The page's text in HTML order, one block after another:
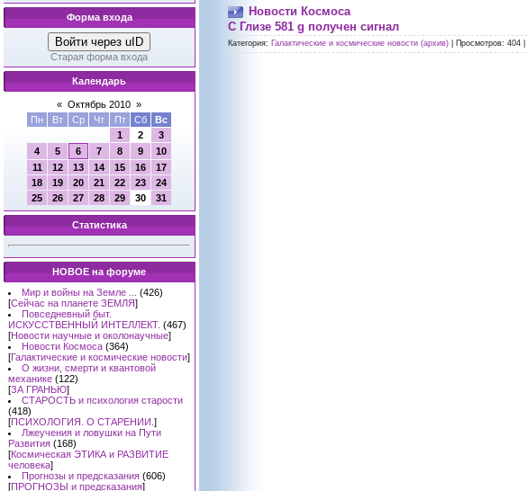
Форма входа
Войти через uID
Старая форма входа
Календарь
« Октябрь 2010 »
Пн
Вт Ср Чт Пт Сб
Вс
1
2
3
4
5 6 7 8 9
10
11
12 13 14 15 16
17
18
19 20 21 22 23
24
25
26 27 28 29 30 31
Статистика
НОВОЕ на форуме
Мир и войны на Земле ...
(426)
[Сейчас на планете ЗЕМЛЯ]
Повседневный быт.
ИСКУССТВЕННЫЙ ИНТЕЛЛЕКТ. (467)
[Новости научные и околонаучные]
Новости Космоса (364)
[Галактические и космические новости]
О жизни, смерти и квантовой
механике (122)
[ЗА ГРАНЬЮ]
СТАРОСТЬ и психология старости
(418)
[ПСИХОЛОГИЯ. О СТАРЕНИИ. ]
Лжеучения и ловушки на Пути
Развития (168)
[Космическая ЭТИКА и РАЗВИТИЕ
человека]
Прогнозы и предсказания (606)
[ПРОГНОЗЫ и предсказания]
Новости Космоса
С Глизе 581 g получен сигнал
Категория: Галактические и космические новости (архив) Просмотров: 404